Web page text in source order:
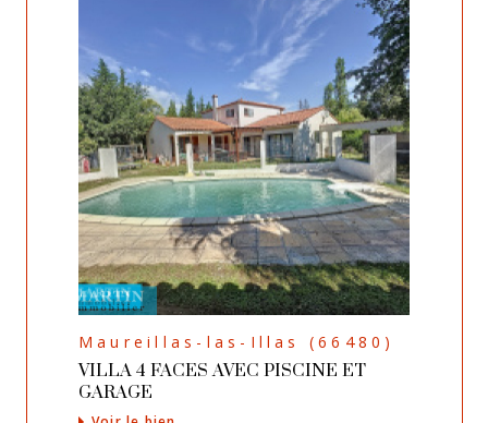
Maureillas-las-Illas (66480)
VILLA 4 FACES AVEC PISCINE ET
GARAGE